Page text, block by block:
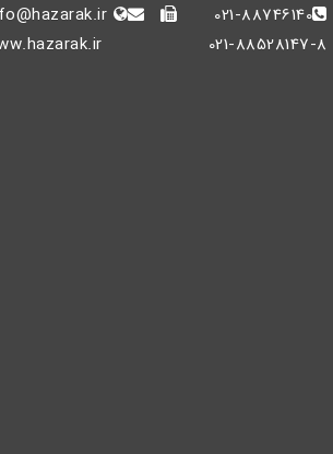
021-88746140
021-88528147-8